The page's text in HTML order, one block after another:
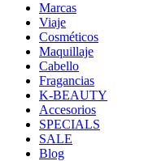
Marcas
Viaje
Cosméticos
Maquillaje
Cabello
Fragancias
K-BEAUTY
Accesorios
SPECIALS
SALE
Blog